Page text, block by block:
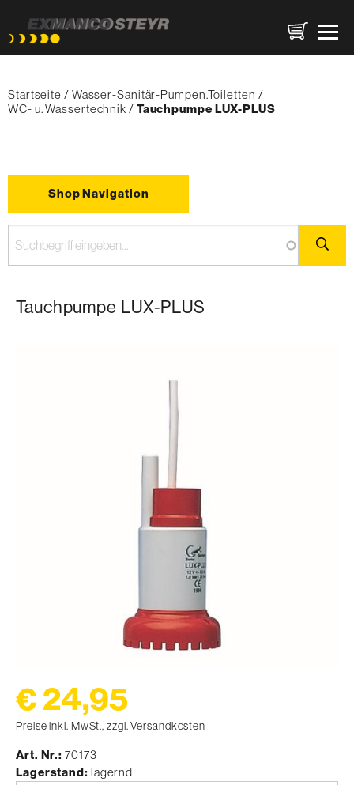
zum
Inhalt
Startseite
Wasser-Sanitär-Pumpen.Toiletten
WC- u. Wassertechnik
{'Current'|t}:
Tauchpumpe LUX-PLUS
Shop Navigation
Tauchpumpe LUX-PLUS
€ 24,95
Preise inkl. MwSt., zzgl. Versandkosten
Art. Nr. 70173
Lagerstand lagernd